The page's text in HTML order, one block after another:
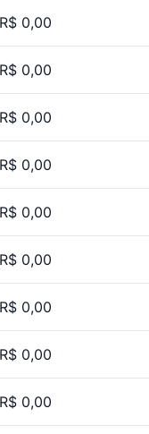
R$ 0,00
R$ 0,00
R$ 0,00
R$ 0,00
R$ 0,00
R$ 0,00
R$ 0,00
R$ 0,00
R$ 0,00